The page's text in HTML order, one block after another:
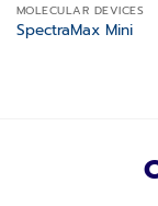
MOLECULAR DEVICES
SpectraMax Mini